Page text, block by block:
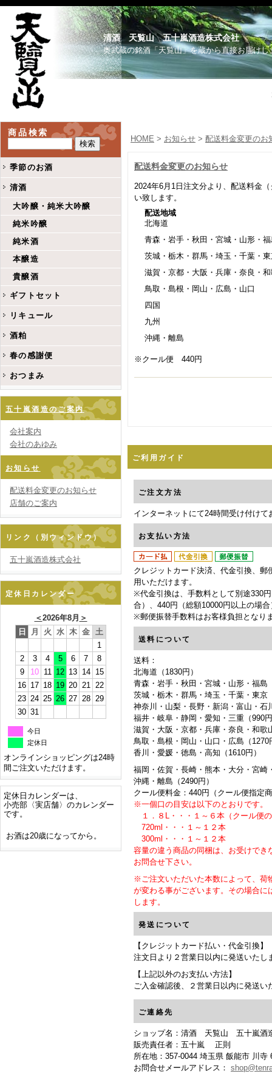
清酒 天覧山 五十嵐酒造株式会社
奥武蔵の銘酒「天覧山」を蔵から直接お届けし
商品検索
季節のお酒
清酒
大吟醸・純米大吟醸
純米吟醸
純米酒
本醸造
貴醸酒
ギフトセット
リキュール
酒粕
春の感謝便
おつまみ
五十嵐酒造のご案内
会社案内
会社のあゆみ
お知らせ
配送料金変更のお知らせ
店舗のご案内
リンク（別ウィンドウ）
五十嵐酒造株式会社
定休日カレンダー
＜2026年8月 ＞
日
月 火 水 木 金 土
1
2
3 4 5 6 7
8
9
10 11 12 13 14
15
16 17 18 19 20 21 22
23 24 25 26 27 28 29
30 31
今日
定休日
オンラインショッピングは24時
間ご注文いただけます。
定休日カレンダーは、
小売部〈実店舗〉のカレンダー
です。
お酒は20歳になってから。
HOME > お知らせ > 配送料金変更のお
配送料金変更のお知らせ
2024年6月1日注文分より、配送料金
い致します。
配送地域
北海道
青森・岩手・秋田・宮城・山形・福
茨城・栃木・群馬・埼玉・千葉・
滋賀・京都・大阪・兵庫・奈良・
鳥取・島根・岡山・広島・山口
四国
九州
沖縄・離島
※クール便 440円
ご利用ガイド
ご注文方法
インターネットにて24時間受け付けて
お支払い方法
クレジットカード決済、代金引換、郵
用いただけます。
※代金引換は、手数料として別途330
合）、440円（総額10000円以上の場
※郵便振替手数料はお客様負担となり
送料について
送料：
北海道（1830円）
青森・岩手・秋田・宮城・山形・福島
茨城・栃木・群馬・埼玉・千葉・東京
神奈川・山梨・長野・新潟・富山・石
福井・岐阜・静岡・愛知・三重（990
滋賀・大阪・京都・兵庫・奈良・和歌
鳥取・島根・岡山・山口・広島（1270
香川・愛媛・徳島・高知（1610円）
福岡・佐賀・長崎・熊本・大分・宮崎
沖縄・離島（2490円）
クール便料金：440円（クール便指定
※一個口の目安は以下のとおりです。
１．８L・・・１～６本（クール便
720ml・・・１～１２本
300ml・・・１～１２本
容量の違う商品の同梱は、お受けでき
お問合せ下さい。
※ご注文いただいた本数によって、荷
が変わる事がございます。その場合に
します。
発送について
【クレジットカード払い・代金引換】
注文日より２営業日以内に発送いたし
【上記以外のお支払い方法】
ご入金確認後、２営業日以内に発送い
ご連絡先
ショップ名：清酒 天覧山 五十嵐酒
販売責任者：五十嵐 正則
所在地：357-0044 埼玉県 飯能市 川寺
お問合せメールアドレス：